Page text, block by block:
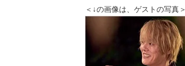
＜↓の画像は、ゲストの写真＞